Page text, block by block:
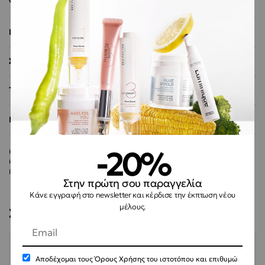
Υφή & Εμπειρία
Ιδανικό για
Σύνθεση
Τρόπος Χρήσης
Επιπλέον πληροφορίες
Κατηγορίες:
, Φυσικά Αποσμητικά
Ετικέτα:
Σχετικά προϊόντα
-20%
Στην πρώτη σου παραγγελία
Κάνε εγγραφή στο newsletter και κέρδισε την έκπτωση νέου
μέλους.
Αποδέχομαι τουςΌρους Χρήσης του ιστοτόπου και επιθυμώ